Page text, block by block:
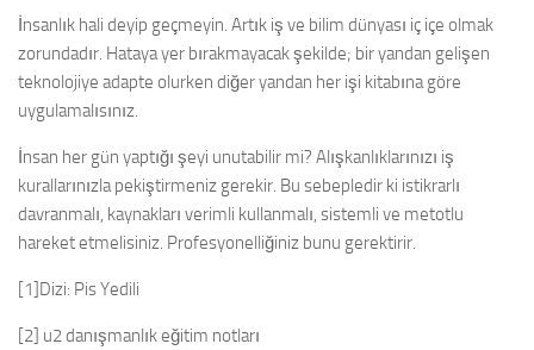
İnsanlık hali deyip geçmeyin. Artık iş ve bilim dünyası iç içe olmak
zorundadır. Hataya yer bırakmayacak şekilde; bir yandan gelişen
teknolojiye adapte olurken diğer yandan her işi kitabına göre
uygulamalısınız.
İnsan her gün yaptığı şeyi unutabilir mi? Alışkanlıklarınızı iş
kurallarınızla pekiştirmeniz gerekir. Bu sebepledir ki istikrarlı
davranmalı, kaynakları verimli kullanmalı, sistemli ve metotlu
hareket etmelisiniz. Profesyonelliğiniz bunu gerektirir.
[1]Dizi: Pis Yedili
[2] u2 danışmanlık eğitim notları